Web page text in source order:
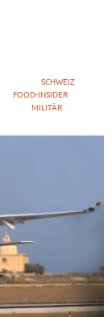
SCHWEIZ
FOOD-INSIDER
MILITÄR